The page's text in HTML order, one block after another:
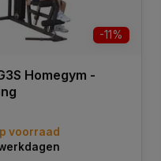
-11%
Homegym -
voorraad